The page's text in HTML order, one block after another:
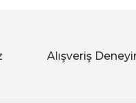
Alışveriş